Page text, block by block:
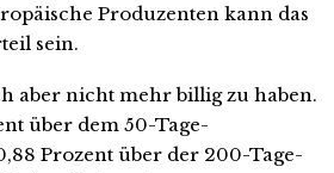
Produzenten kann das
sein.
aber nicht mehr billig zu haben.
über dem 50-Tage-
Prozent über der 200-Tage-